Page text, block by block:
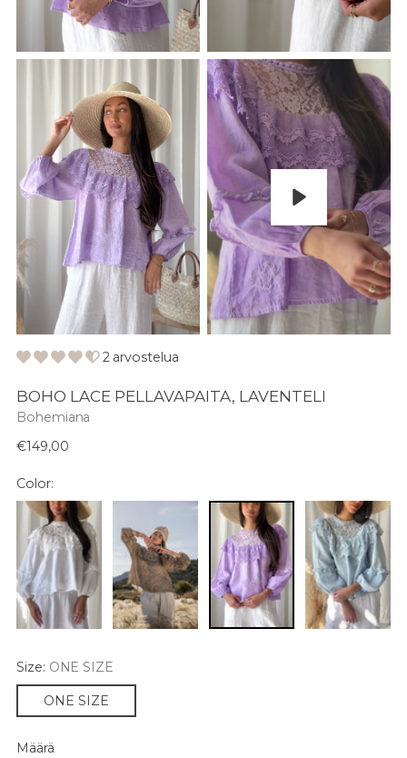
Pelaa
2 arvostelua
BOHO LACE PELLAVAPAITA, LAVENTELI
Bohemiana
Normaali
€149,00
Color:
Size: ONE SIZE
ONE SIZE
Määrä